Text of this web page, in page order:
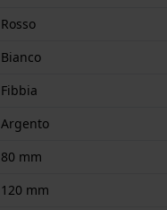
Rosso
Bianco
Fibbia
Argento
80 mm
120 mm